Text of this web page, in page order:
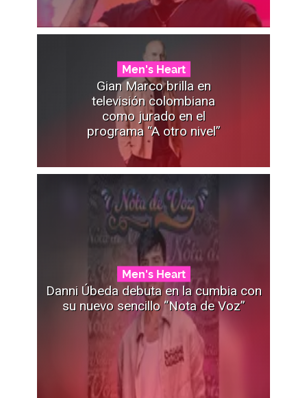
Men's Heart
Gian Marco brilla en
televisión colombiana
como jurado en el
programa “A otro nivel”
Men's Heart
Danni Úbeda debuta en la cumbia con
su nuevo sencillo “Nota de Voz”